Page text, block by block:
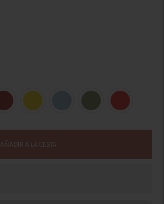
AÑADIR A LA CESTA